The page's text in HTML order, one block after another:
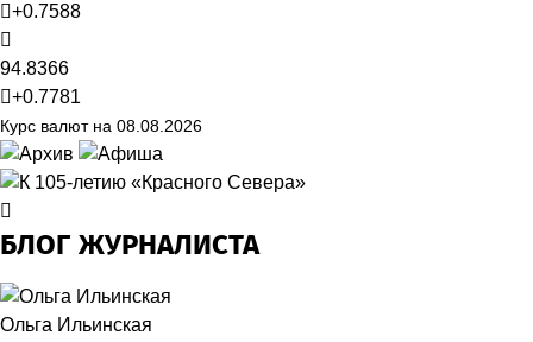
+0.7588
94.8366
+0.7781
Курс валют на 08.08.2026
БЛОГ ЖУРНАЛИСТА
Ольга Ильинская